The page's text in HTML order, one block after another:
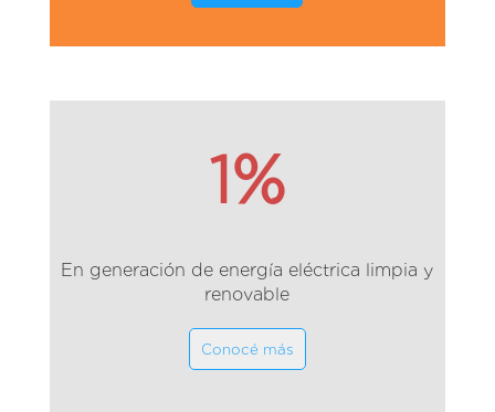
1%
En generación de energía eléctrica limpia y
renovable
Conocé más